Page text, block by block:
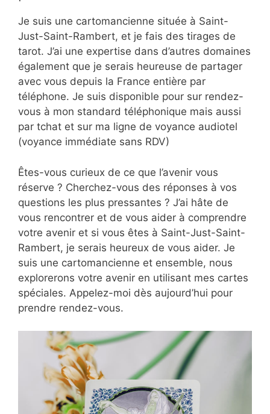
Je suis une cartomancienne située à Saint-
Just-Saint-Rambert, et je fais des tirages de
tarot. J’ai une expertise dans d’autres domaines
également que je serais heureuse de partager
avec vous depuis la France entière par
téléphone. Je suis disponible pour sur rendez-
vous à mon standard téléphonique mais aussi
par tchat et sur ma ligne de voyance audiotel
(voyance immédiate sans RDV)
Êtes-vous curieux de ce que l’avenir vous
réserve ? Cherchez-vous des réponses à vos
questions les plus pressantes ? J’ai hâte de
vous rencontrer et de vous aider à comprendre
votre avenir et si vous êtes à Saint-Just-Saint-
Rambert, je serais heureux de vous aider. Je
suis une cartomancienne et ensemble, nous
explorerons votre avenir en utilisant mes cartes
spéciales. Appelez-moi dès aujourd’hui pour
prendre rendez-vous.